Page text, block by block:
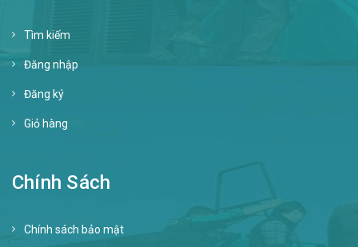
Tìm kiếm
Đăng nhập
Đăng ký
Giỏ hàng
Chính Sách
Chính sách bảo mật